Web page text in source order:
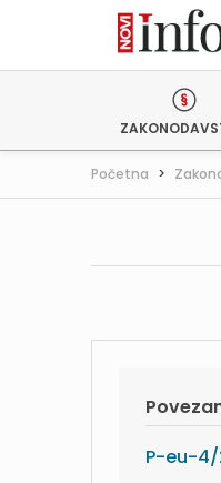
Početna >
P-eu-4/